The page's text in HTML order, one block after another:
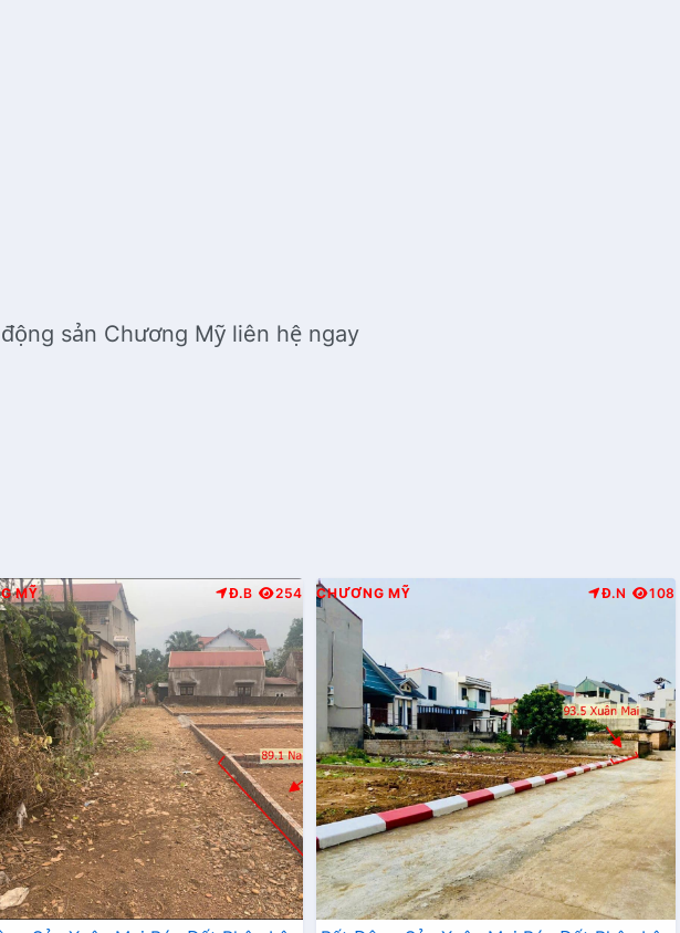
sản Chương Mỹ liên hệ ngay
MỸ Đ.B 254 CHƯƠNG MỸ Đ.N 108